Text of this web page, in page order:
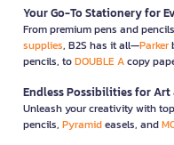
Your Go-To Stationery for
From premium pens and
supplies, B2S has it all—Parker
pencils, toDOUBLE Acopy
Endless Possibilities for Art
Unleash your creativity with top
pencils, Pyramideasels, and